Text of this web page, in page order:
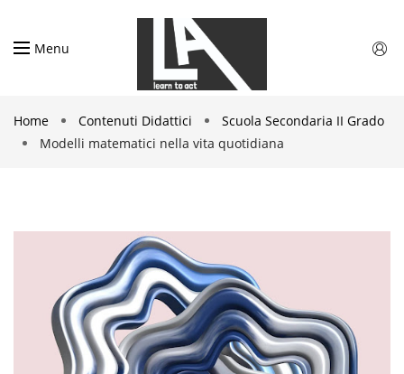
Menu
Home Contenuti Didattici
Scuola Secondaria II Grado
Modelli matematici nella vita quotidiana